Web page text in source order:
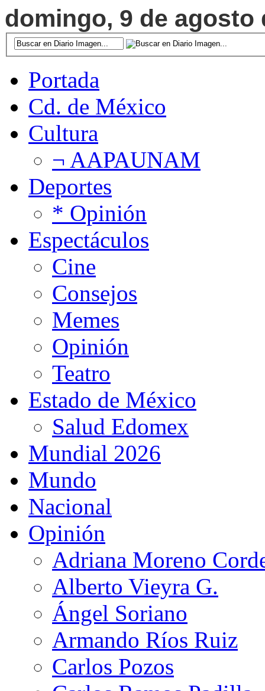
domingo, 9 de agosto
Portada
Cd. de México
Cultura
¬ AAPAUNAM
Deportes
* Opinión
Espectáculos
Cine
Consejos
Memes
Opinión
Teatro
Estado de México
Salud Edomex
Mundial 2026
Mundo
Nacional
Opinión
Adriana Moreno
Alberto Vieyra G.
Ángel Soriano
Armando Ríos Ruiz
Carlos Pozos